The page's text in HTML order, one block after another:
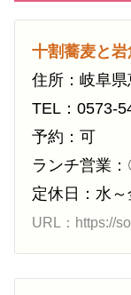
十割蕎麦と
住所：岐阜
TEL：0573-
予約：可
ランチ営業：
定休日：水～
URL：https://